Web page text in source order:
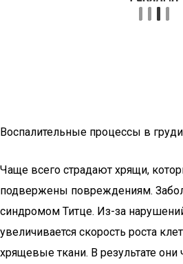
Воспалительные процессы в
Чаще всего страдают хрящи,
подвержены повреждениям.
синдромом Титце. Из-за
увеличивается скорость роста
хрящевые ткани. В результате они